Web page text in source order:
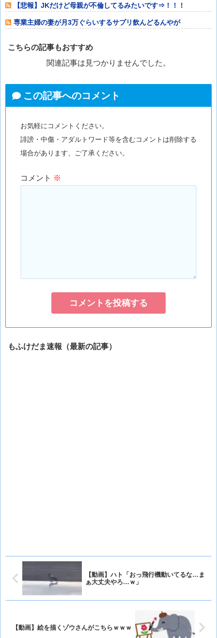
【悲報】JKだけど母親が不倫してるみたいです⇒！！！
専業主婦の妻が月3万ぐらいするサプリ飲んどるんやが
こちらの記事もおすすめ
関連記事は見つかりませんでした。
この記事へのコメント
お気軽にコメントください。
誹謗・中傷・アダルトワード等を含むコメントは削除する
場合があります、ご了承ください。
コメント ※
もふけだま速報（最新の記事）
【動画】ハト「おっ飛行機動いてるな…ま
ぁ大丈夫やろ…ｗ」
【動画】絵を描くゾウさんがこちらｗｗｗ